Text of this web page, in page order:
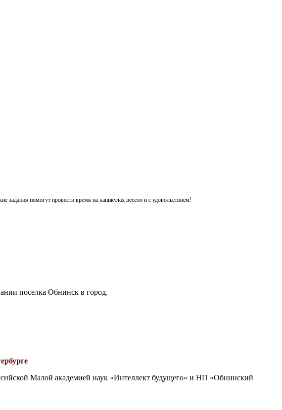
задания помогут провести время на каникулах весело и с удовольствием!
поселка Обнинск в город.
Малой академией наук «Интеллект будущего» и НП «Обнинский